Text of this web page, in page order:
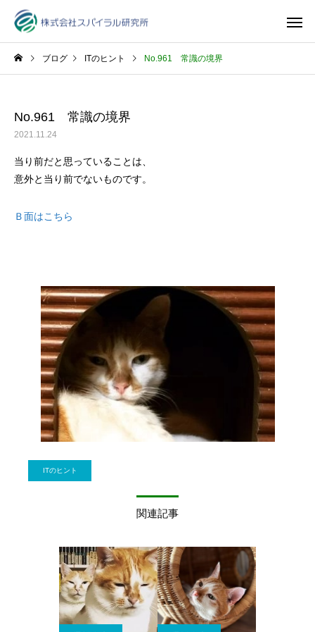
ブログ ITのヒント No.961 常識の境界
No.961 常識の境界
2021.11.24
当り前だと思っていることは、
意外と当り前でないものです。
Ｂ面はこちら
ITのヒント
関連記事